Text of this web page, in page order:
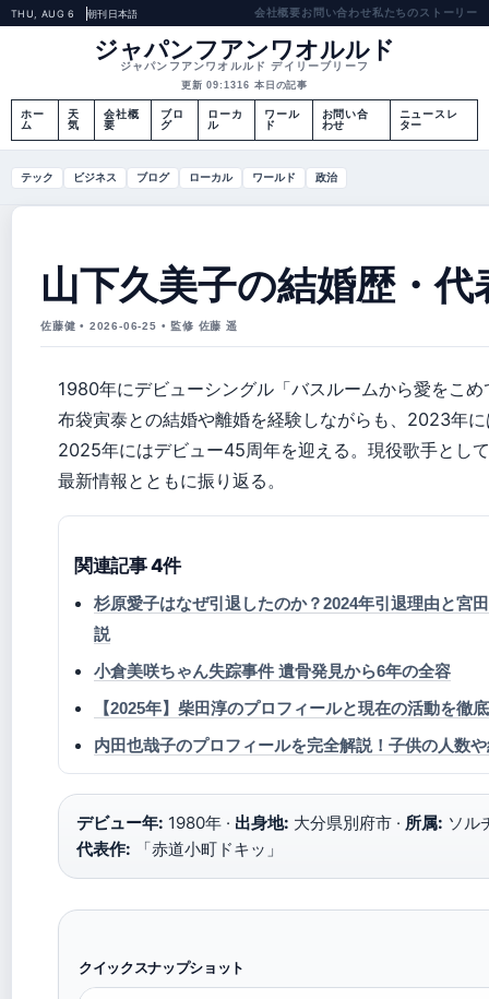
THU, AUG 6 朝刊日本語 会社概要お問い合わせ私たちのストーリー
ジャパンフアンワオルルド
ジャパンフアンワオルルド デイリーブリーフ
更新 09:1316 本日の記事
ホー
ム
天
気
会社概
要
ブロ
グ
ローカ
ル
ワール
ド
お問い合
わせ
ニュースレ
ター
テック ビジネス ブログ ローカル ワールド 政治
山下久美子の結婚歴・
佐藤健 • 2026-06-25 • 監修 佐藤 遥
1980年にデビューシングル「バスルームから愛をこ
布袋寅泰との結婚や離婚を経験しながらも、2023年
2025年にはデビュー45周年を迎える。現役歌手とし
最新情報とともに振り返る。
関連記事 4件
杉原愛子はなぜ引退したのか？2024年引退理由と宮
説
小倉美咲ちゃん失踪事件 遺骨発見から6年の全容
【2025年】柴田淳のプロフィールと現在の活動を
内田也哉子のプロフィールを完全解説！子供の人数
デビュー年: 1980年 · 出身地: 大分県別府市 · 所属: ソル
代表作: 「赤道小町ドキッ」
クイックスナップショット